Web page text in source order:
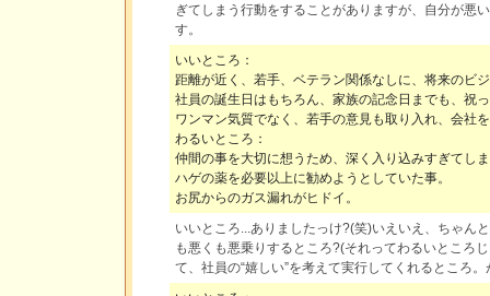
ぎてしまう行動をすることがありますが、自分が悪
す。
いいところ：
距離が近く、若手、ベテラン関係なしに、将来のビ
社員の誕生日はもちろん、家族の記念日までも、祝
ワンマン気質でなく、若手の意見も取り入れ、会社
わるいところ：
仲間の事を大切に想うため、深く入り込みすぎてし
ハゲの薬を必要以上に勧めようとしていた事。
お尻からのガス漏れがヒドイ。
いいところ...ありましたっけ?(笑)いえいえ、ちゃ
も悪くも悪乗りするところ?(それってわるいところ
て、社員の“嬉しい”を考えて実行してくれるところ